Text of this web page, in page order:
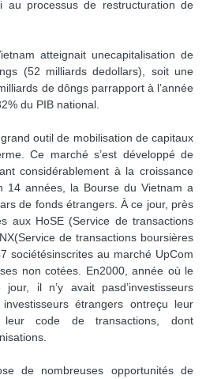
au processus de restructuration de
atteignait unecapitalisation de
(52 milliards dedollars), soit une
de dôngs parrapport à l’année
du PIB national.
outil de mobilisation de capitaux
Ce marché s’est développé de
considérablement à la croissance
14 années, la Bourse du Vietnam a
de fonds étrangers. À ce jour, près
aux HoSE (Service de transactions
de transactions boursières
sociétésinscrites au marché UpCom
non cotées. En2000, année où le
il n’y avait pasd’investisseurs
étrangers ontreçu leur
code de transactions, dont
de nombreuses opportunités de